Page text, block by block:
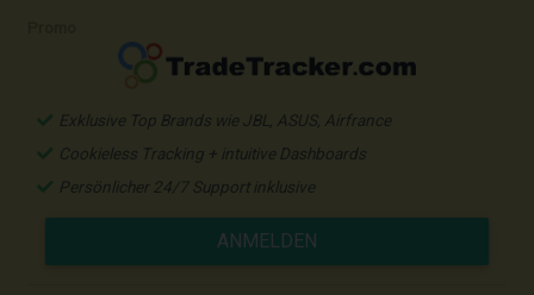
Exklusive Top Brands wie JBL, ASUS, Airfrance
Cookieless Tracking + intuitive Dashboards
Persönlicher 24/7 Support inklusive
ANMELDEN